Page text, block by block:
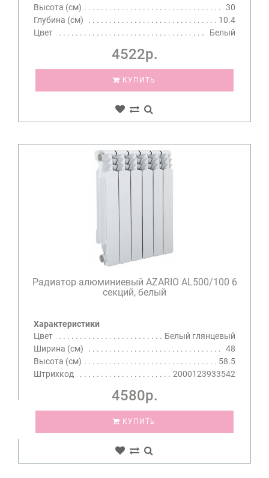
Высота (см)
30
Глубина (см)
10.4
Цвет
Белый
4522р.
КУПИТЬ
Радиатор алюминиевый AZARIO AL500/100 6
секций, белый
Характеристики
Цвет
Белый глянцевый
Ширина (см)
48
Высота (см)
58.5
Штрихкод
2000123933542
4580р.
КУПИТЬ